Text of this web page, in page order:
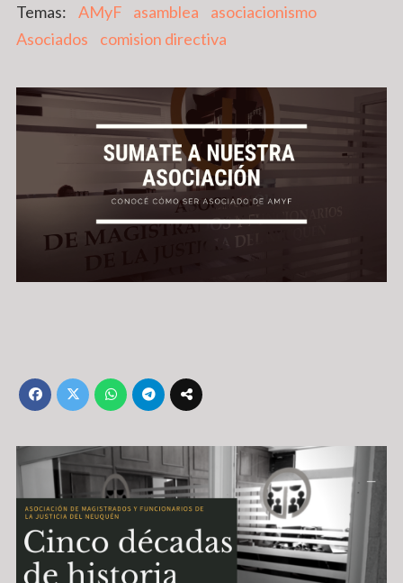
AMyF asamblea
asociacionismo
Asociados
comision directiva